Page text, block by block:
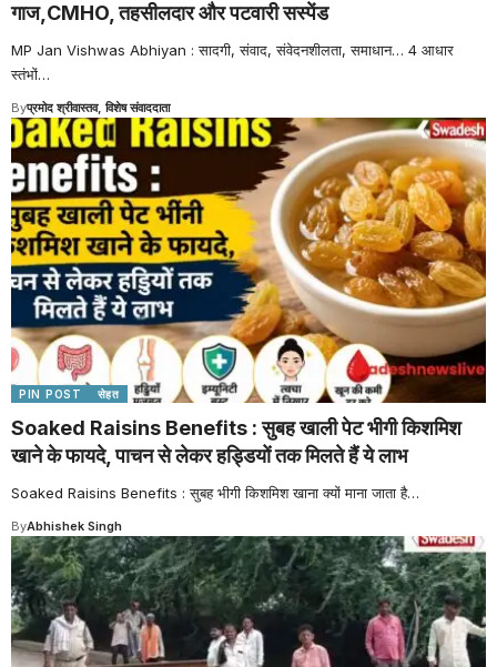
गाज,CMHO, तहसीलदार और पटवारी सस्पेंड
MP Jan Vishwas Abhiyan : सादगी, संवाद, संवेदनशीलता, समाधान… 4 आधार
स्तंभों…
Byप्रमोद श्रीवास्तव, विशेष संवाददाता
PIN POST सेहत
Soaked Raisins Benefits : सुबह खाली पेट भीगी किशमिश
खाने के फायदे, पाचन से लेकर हड्डियों तक मिलते हैं ये लाभ
Soaked Raisins Benefits : सुबह भीगी किशमिश खाना क्यों माना जाता है…
ByAbhishek Singh